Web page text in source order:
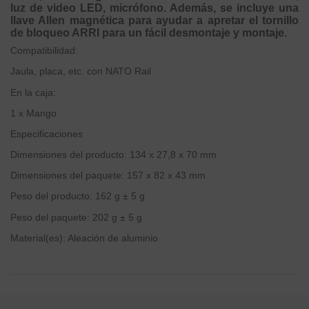
luz de video LED, micrófono. Además, se incluye una
llave Allen magnética para ayudar a apretar el tornillo
de bloqueo ARRI para un fácil desmontaje y montaje.
Compatibilidad:
Jaula, placa, etc. con NATO Rail
En la caja:
1 x Mango
Especificaciones
Dimensiones del producto: 134 x 27,8 x 70 mm
Dimensiones del paquete: 157 x 82 x 43 mm
Peso del producto: 162 g ± 5 g
Peso del paquete: 202 g ± 5 g
Material(es): Aleación de aluminio